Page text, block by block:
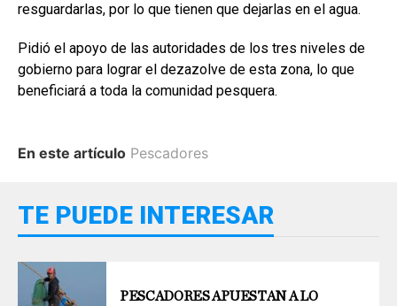
resguardarlas, por lo que tienen que dejarlas en el agua.
Pidió el apoyo de las autoridades de los tres niveles de
gobierno para lograr el dezazolve de esta zona, lo que
beneficiará a toda la comunidad pesquera.
En este artículo Pescadores
TE PUEDE INTERESAR
PESCADORES APUESTAN A LO